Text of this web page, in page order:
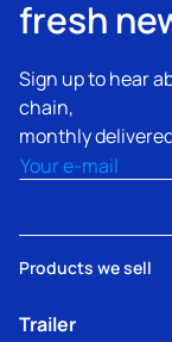
fresh
Sign up to hear
chain,
monthly
Email(Nécessaire)
Products we sell
Trailer